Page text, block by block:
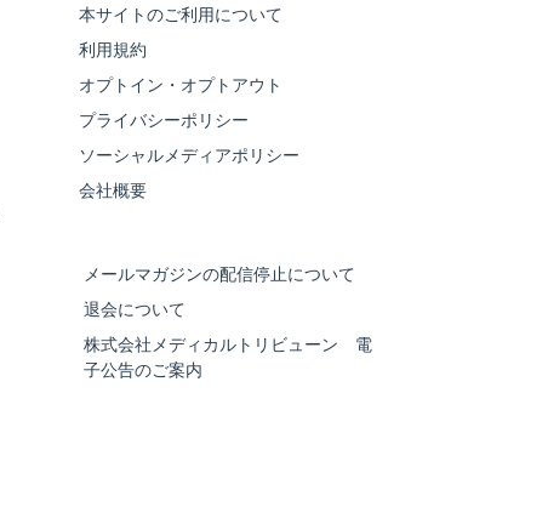
本サイトのご利用について
利用規約
オプトイン・オプトアウト
プライバシーポリシー
ソーシャルメディアポリシー
会社概要
メールマガジンの配信停止について
退会について
株式会社メディカルトリビューン 電
子公告のご案内